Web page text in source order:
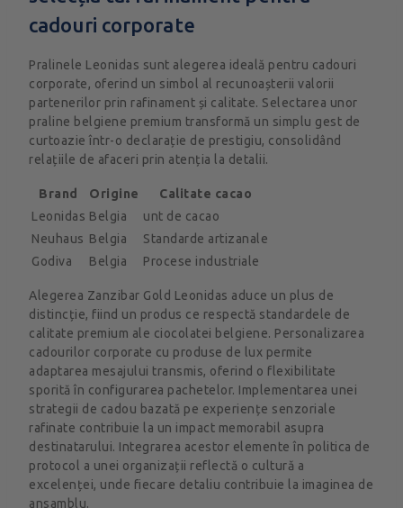
cadouri corporate
Pralinele Leonidas sunt alegerea ideală pentru cadouri
corporate, oferind un simbol al recunoașterii valorii
partenerilor prin rafinament și calitate. Selectarea unor
praline belgiene premium transformă un simplu gest de
curtoazie într-o declarație de prestigiu, consolidând
relațiile de afaceri prin atenția la detalii.
Brand Origine
Calitate cacao
Leonidas Belgia
unt de cacao
Neuhaus Belgia
Standarde artizanale
Godiva
Belgia Procese industriale
Alegerea Zanzibar Gold Leonidas aduce un plus de
distincție, fiind un produs ce respectă standardele de
calitate premium ale ciocolatei belgiene. Personalizarea
cadourilor corporate cu produse de lux permite
adaptarea mesajului transmis, oferind o flexibilitate
sporită în configurarea pachetelor. Implementarea unei
strategii de cadou bazată pe experiențe senzoriale
rafinate contribuie la un impact memorabil asupra
destinatarului. Integrarea acestor elemente în politica de
protocol a unei organizații reflectă o cultură a
excelenței, unde fiecare detaliu contribuie la imaginea de
ansamblu.